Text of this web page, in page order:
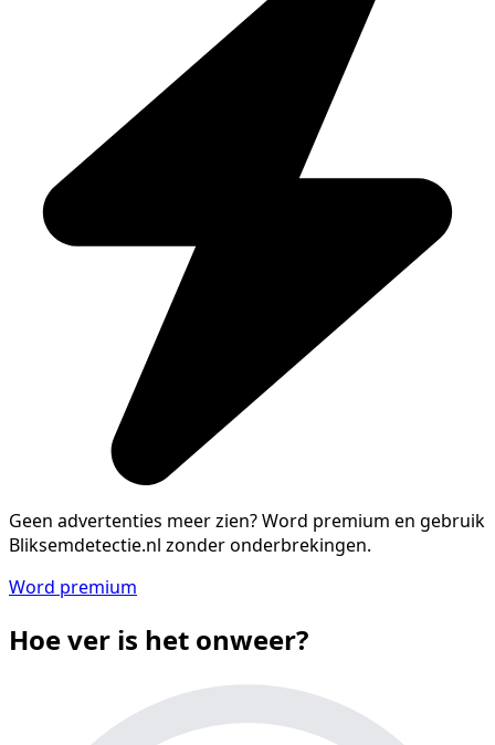
Geen advertenties meer zien?Word premium en gebruik
Bliksemdetectie.nl zonder onderbrekingen.
Word premium
Hoe ver is het onweer?